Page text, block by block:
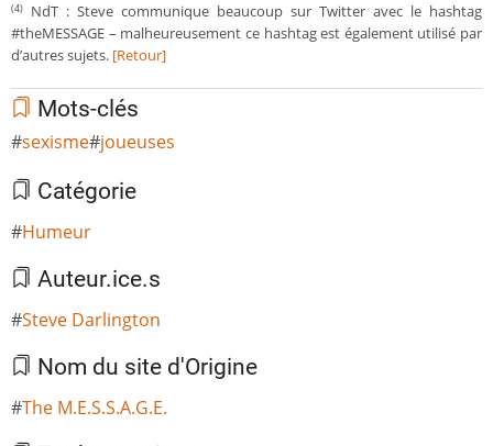
(4)
NdT : Steve communique beaucoup sur Twitter avec le hashtag
#theMESSAGE – malheureusement ce hashtag est également utilisé par
d’autres sujets. [Retour]
Mots-clés
sexisme joueuses
Catégorie
Humeur
Auteur.ice.s
Steve Darlington
Nom du site d'Origine
The M.E.S.S.A.G.E.